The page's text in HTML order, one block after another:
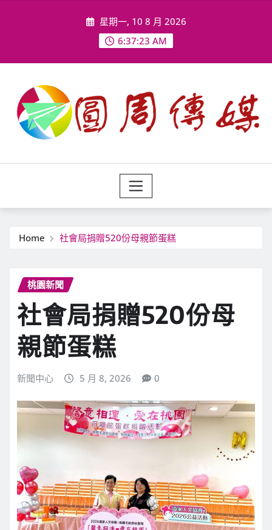
星期一, 10 8 月 2026
6:37:26 AM
Home 社會局捐贈520份母親節蛋糕
桃園新聞
社會局捐贈520份母
親節蛋糕
新聞中心 5 月 8, 2026 0